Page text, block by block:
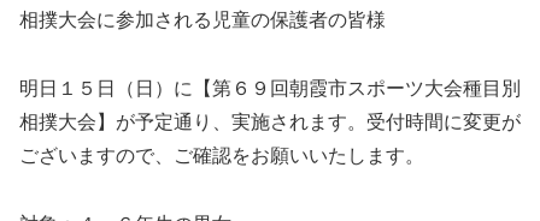
相撲大会に参加される児童の保護者の皆様
明日１５日（日）に【第６９回朝霞市スポーツ大会種目別
相撲大会】が予定通り、実施されます。受付時間に変更が
ございますので、ご確認をお願いいたします。